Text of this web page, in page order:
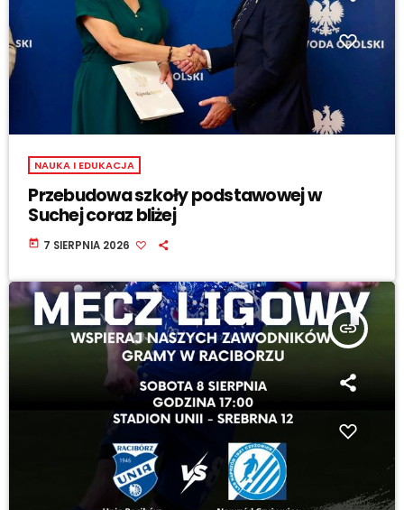
NAUKA I EDUKACJA
Przebudowa szkoły podstawowej w
Suchej coraz bliżej
today 7 SIERPNIA 2026
insert_link